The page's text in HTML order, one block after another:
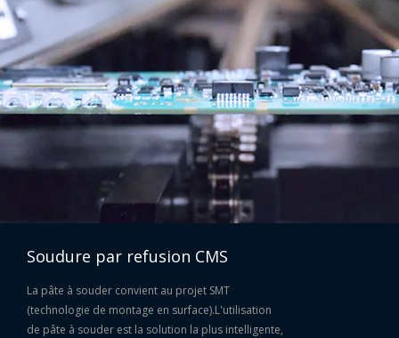
Barre de soudure étain-plomb Sn63Pb37 63 37
Soudure par refusion CMS
La pâte à souder convient au projet SMT
(technologie de montage en surface).L'utilisation
de pâte à souder est la solution la plus intelligente,